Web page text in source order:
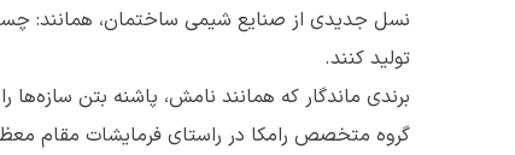
نسل جدیدی از صنایع شیمی ساختمان، همانند:
تولید کنند.
برندی ماندگار که همانند نامش، پاشنه بتن
گروه متخصص رامکا در راستای فرمایشات مقام معظم